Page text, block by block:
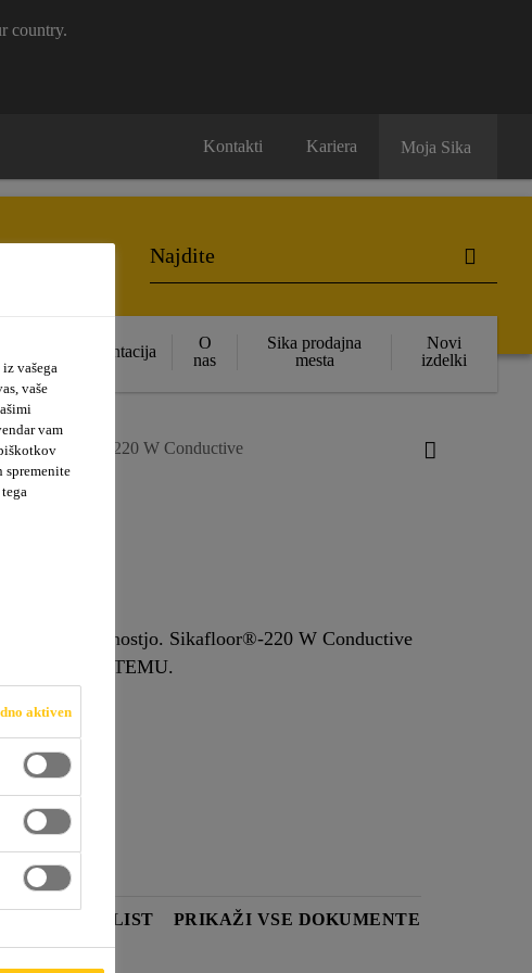
country.
Kontakti Kariera Moja Sika
Dokumentacija
O
nas
Sika prodajna
mesta
Novi
izdelki
Sikafloor®-220 W Conductive
prevodnostjo. Sikafloor®-220 W Conductive
O SISTEMU.
VARNOSTNI LIST PRIKAŽI VSE DOKUMENTE
vašega
vaše
vam
aktiven